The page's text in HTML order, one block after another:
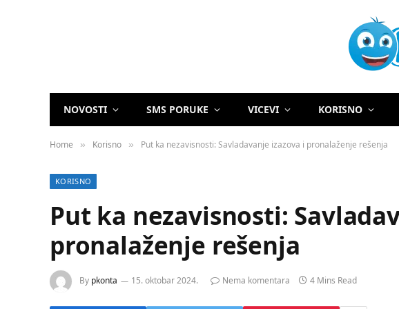
NOVOSTI SMS PORUKE VICEVI KORISNO
Home » Korisno » Put ka nezavisnosti: Savladavanje izazova i pronalaženje rešenja
KORISNO
Put ka nezavisnosti:
pronalaženje rešenja
By pkonta 15. oktobar 2024. Nema komentara 4 Mins Read